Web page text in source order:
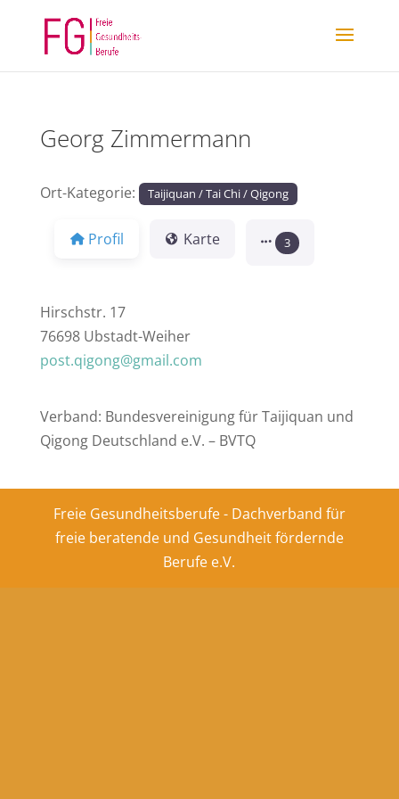
Georg Zimmermann
Ort-Kategorie: Taijiquan / Tai Chi / Qigong
Profil Karte 3
Hirschstr. 17
76698 Ubstadt-Weiher
post.qigong@gmail.com
Verband: Bundesvereinigung für Taijiquan und
Qigong Deutschland e.V. – BVTQ
Freie Gesundheitsberufe - Dachverband für
freie beratende und Gesundheit fördernde
Berufe e.V.